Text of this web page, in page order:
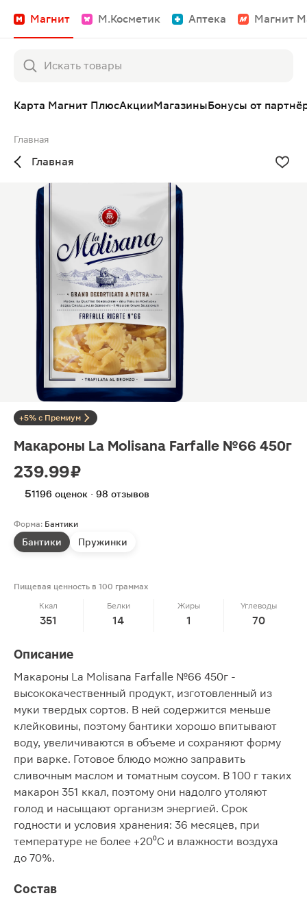
Магнит М.Косметик Аптека Магнит
Карта Магнит ПлюсАкцииМагазиныБонусы от
Главная
Главная
+5% с Премиум
Макароны La Molisana Farfalle №66 450г
239.99 ₽
51196 оценок · 98 отзывов
Форма: Бантики
Бантики Пружинки
Пищевая ценность в 100 граммах
Ккал
351
Белки
14
Жиры
1
Углеводы
70
Описание
Макароны La Molisana Farfalle №66 450г -
высококачественный продукт, изготовленный из
муки твердых сортов. В ней содержится меньше
клейковины, поэтому бантики хорошо впитывают
воду, увеличиваются в объеме и сохраняют форму
при варке. Готовое блюдо можно заправить
сливочным маслом и томатным соусом. В 100 г таких
макарон 351 ккал, поэтому они надолго утоляют
голод и насыщают организм энергией. Срок
годности и условия хранения: 36 месяцев, при
температуре не более +20⁰С и влажности воздуха
до 70%.
Состав